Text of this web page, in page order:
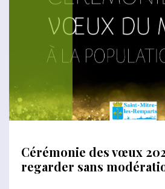
Cérémonie des vœux
regarder sans